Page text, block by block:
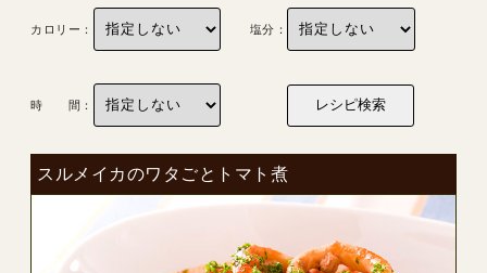
カロリー： 塩分：
時 間：
スルメイカのワタごとトマト煮